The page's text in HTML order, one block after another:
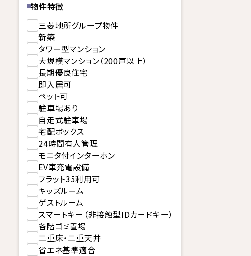
物件特徴
三菱地所グループ物件
新築
タワー型マンション
大規模マンション（200戸以上）
長期優良住宅
即入居可
ペット可
駐車場あり
自走式駐車場
宅配ボックス
24時間有人管理
モニタ付インターホン
EV車充電設備
フラット35利用可
キッズルーム
ゲストルーム
スマートキー（非接触型IDカードキー）
各階ゴミ置場
二重床・二重天井
省エネ基準適合